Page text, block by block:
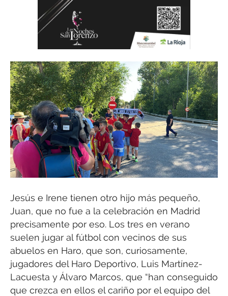
Jesús e Irene tienen otro hijo más pequeño,
Juan, que no fue a la celebración en Madrid
precisamente por eso. Los tres en verano
suelen jugar al fútbol con vecinos de sus
abuelos en Haro, que son, curiosamente,
jugadores del Haro Deportivo, Luis Martínez-
Lacuesta y Álvaro Marcos, que “han conseguido
que crezca en ellos el cariño por el equipo del